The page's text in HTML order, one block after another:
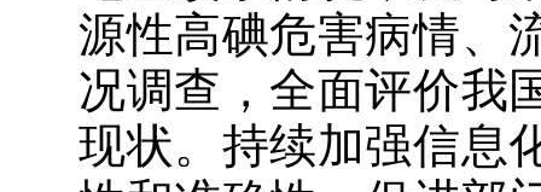
源性高碘危害病情、
况调查，全面评价我
现状。持续加强信息